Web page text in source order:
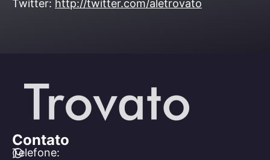
Twitter: http://twitter.com/aletrovato
Contato
Telefone: